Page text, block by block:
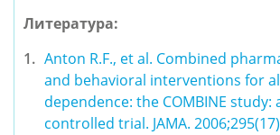
Литература:
Anton R.F., et al. Combined
and behavioral interventions for
dependence: the COMBINE study:
controlled trial. JAMA.